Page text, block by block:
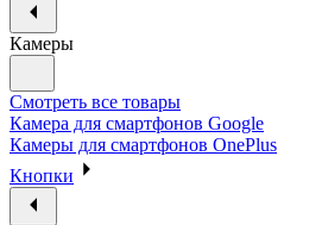
Камеры
Смотреть все товары
Камера для смартфонов Google
Камеры для смартфонов OnePlus
Кнопки